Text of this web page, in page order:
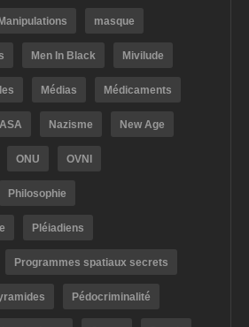
masque
Men In Black Mivilude
Médias Médicaments
Nazisme New Age
ONU OVNI
Philosophie
Pléiadiens
Programmes spatiaux secrets
Pédocriminalité